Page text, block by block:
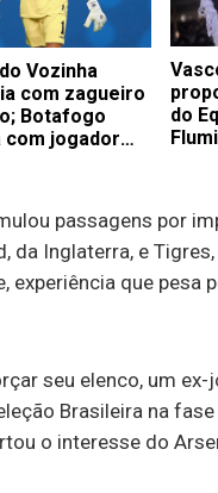
Vozinha
com zagueiro
Botafogo
com jogador
do
passagens por
da Inglaterra, e
experiência que
seu elenco, um
Brasileira na
o interesse do